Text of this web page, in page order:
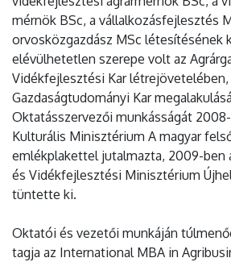
mérnök BSc, a vállalkozásfejlesztés
orvosközgazdász MSc létesítésének
elévülhetetlen szerepe volt az
Vidékfejlesztési Kar létrejövetelében,
Gazdaságtudományi Kar
Oktatásszervezői munkásságát
Kulturális Minisztérium A magyar
emlékplakettel jutalmazta, 2009-ben
és Vidékfejlesztési Minisztérium
tüntette ki.
Oktatói és vezetői munkáján
tagja az International MBA in